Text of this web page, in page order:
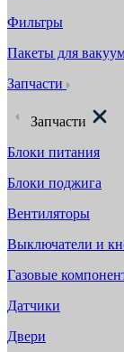
Фильтры
Пакеты для
Запчасти
Запчасти
Блоки питания
Блоки поджига
Вентиляторы
Выключатели и
Газовые
Датчики
Двери